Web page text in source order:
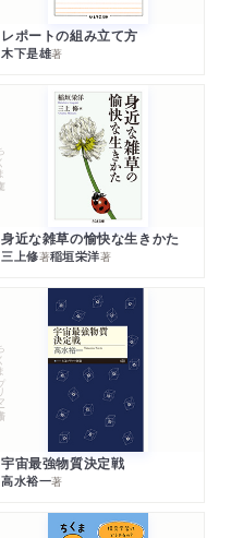
レポートの組み立て方
木下是雄著
庫
身近な雑草の愉快な生きかた
三上修著稲垣栄洋著
ー新書
宇宙最強物質決定戦
高水裕一著